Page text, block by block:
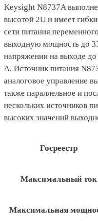
Keysight N8737A
высотой 2U и имеет
сети питания
выходную мощность до
напряжении на выходе
А. Источник питания
аналоговое управление
также параллельное и
нескольких источников
высоких значений
Госреестр
Максимальный ток
Максимальная